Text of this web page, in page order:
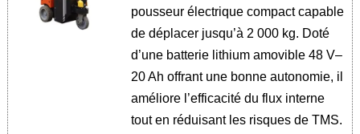
pousseur électrique compact capable
de déplacer jusqu’à 2 000 kg. Doté
d’une batterie lithium amovible 48 V–
20 Ah offrant une bonne autonomie, il
améliore l’efficacité du flux interne
tout en réduisant les risques de TMS.